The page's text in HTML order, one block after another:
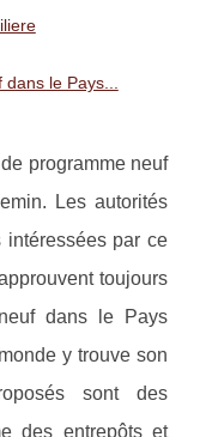
le Pays...
programme neuf
Les autorités
intéressées par ce
toujours
dans le Pays
y trouve son
sont des
des entrepôts et